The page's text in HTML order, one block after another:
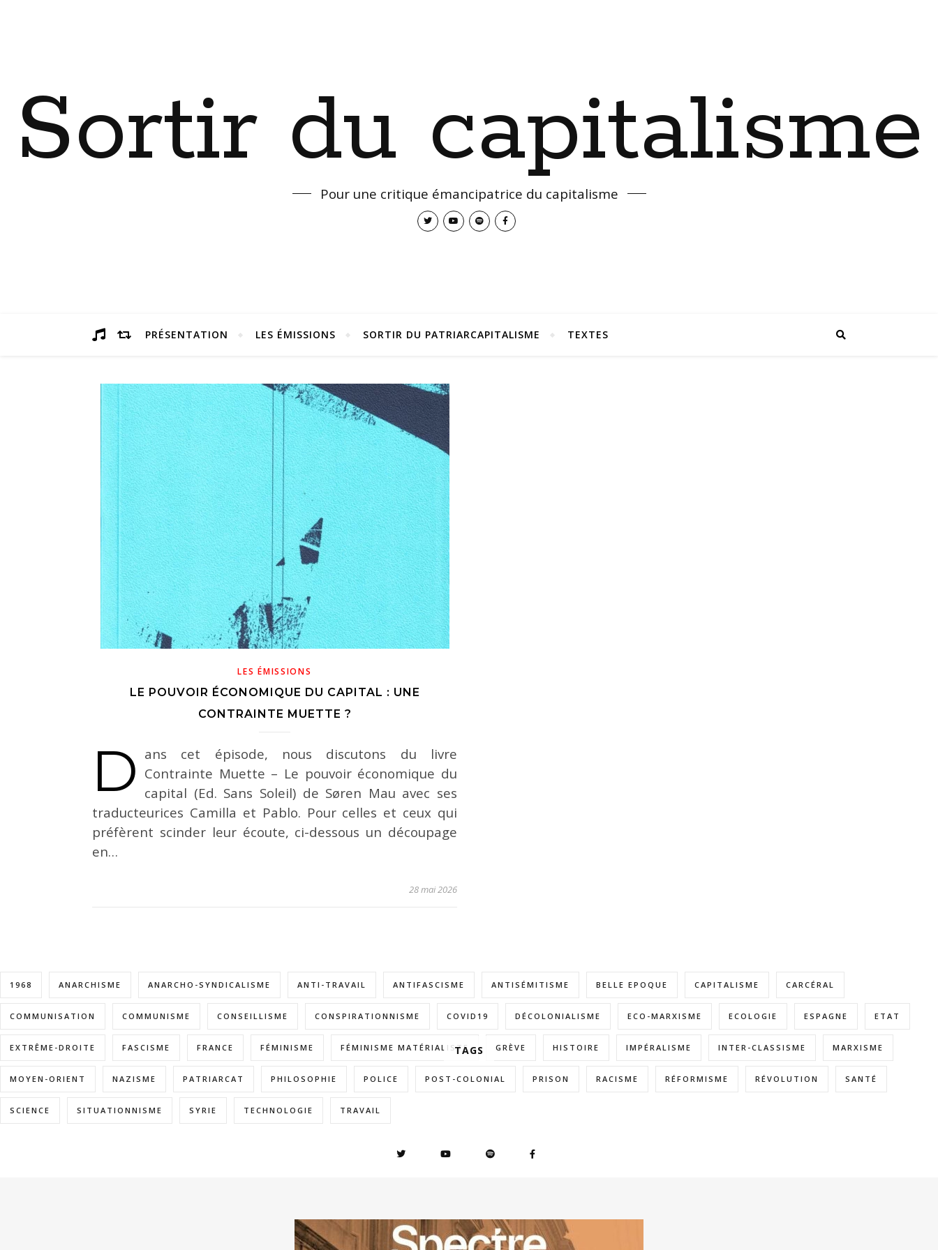
Sortir du capitalisme
Pour une critique émancipatrice du capitalisme
PRÉSENTATION LES ÉMISSIONS SORTIR DU PATRIARCAPITALISME TEXTES
LES ÉMISSIONS
LE POUVOIR ÉCONOMIQUE DU CAPITAL : UNE
CONTRAINTE MUETTE ?
D ans cet épisode, nous discutons du livre
Contrainte Muette – Le pouvoir économique du
capital (Ed. Sans Soleil) de Søren Mau avec ses
traducteurices Camilla et Pablo. Pour celles et ceux qui
préfèrent scinder leur écoute, ci-dessous un découpage
en…
28 mai 2026
TAGS
1968 ANARCHISME ANARCHO-SYNDICALISME ANTI-TRAVAIL ANTIFASCISME ANTISÉMITISME BELLE EPOQUE CAPITALISME CARCÉRAL
COMMUNISATION COMMUNISME CONSEILLISME CONSPIRATIONNISME COVID19 DÉCOLONIALISME ECO-MARXISME ECOLOGIE ESPAGNE ETAT
EXTRÊME-DROITE FASCISME FRANCE FÉMINISME FÉMINISME MATÉRIALISTE GRÈVE HISTOIRE IMPÉRALISME INTER-CLASSISME MARXISME
MOYEN-ORIENT NAZISME PATRIARCAT PHILOSOPHIE POLICE POST-COLONIAL PRISON RACISME RÉFORMISME RÉVOLUTION SANTÉ
SCIENCE SITUATIONNISME SYRIE TECHNOLOGIE TRAVAIL